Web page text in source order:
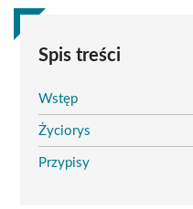
Spis treści
Wstęp
Życiorys
Przypisy